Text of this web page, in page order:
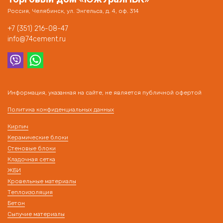
Россия, Челябинск, ул. Энгельса, д. 4, оф. 314
+7 (351) 216-08-47
info@74cement.ru
Информация, указанная на сайте, не является публичной офертой
Политика конфиденциальных данных
Кирпич
Керамические блоки
Стеновые блоки
Кладочная сетка
ЖБИ
Кровельные материалы
Теплоизоляция
Бетон
Сыпучие материалы